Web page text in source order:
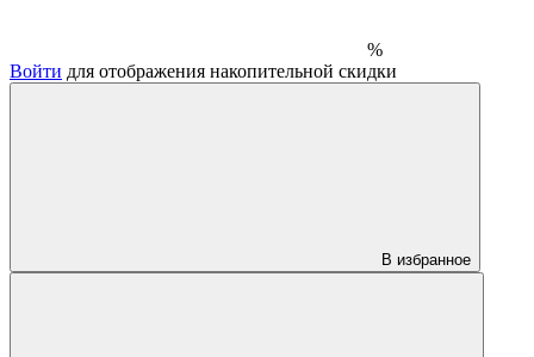
%
Войти для отображения накопительной скидки
В избранное